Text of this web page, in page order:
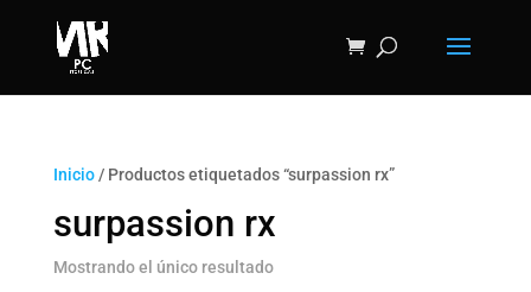
Inicio/ Productos etiquetados “surpassion rx”
surpassion rx
Mostrando el único resultado